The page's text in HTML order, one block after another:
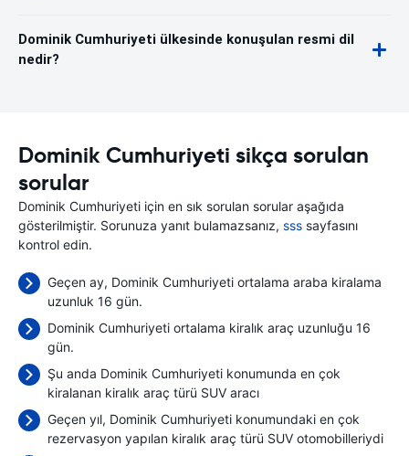
Dominik Cumhuriyeti ülkesinde konuşulan resmi dil
nedir?
Dominik Cumhuriyeti sikça sorulan
sorular
Dominik Cumhuriyeti için en sık sorulan sorular aşağıda
gösterilmiştir. Sorunuza yanıt bulamazsanız, sss sayfasını
kontrol edin.
Geçen ay, Dominik Cumhuriyeti ortalama araba kiralama
uzunluk 16 gün.
Dominik Cumhuriyeti ortalama kiralık araç uzunluğu 16
gün.
Şu anda Dominik Cumhuriyeti konumunda en çok
kiralanan kiralık araç türü SUV aracı
Geçen yıl, Dominik Cumhuriyeti konumundaki en çok
rezervasyon yapılan kiralık araç türü SUV otomobilleriydi